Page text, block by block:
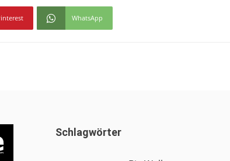
WhatsApp
Schlagwörter